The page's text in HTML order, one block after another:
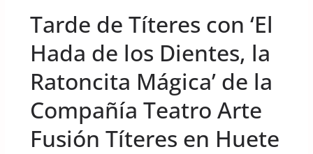
Tarde de Títeres con ‘El
Hada de los Dientes, la
Ratoncita Mágica’ de la
Compañía Teatro Arte
Fusión Títeres en Huete